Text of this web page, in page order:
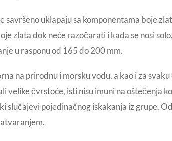
uklapaju sa komponentama boje
zlata dok neće razočarati i kada se nosi
u rasponu od 165 do 200 mm.
na prirodnu i morsku vodu, a kao i za
čvrstoće, isti nisu imuni na oštečenja
pojedinačnog iskakanja iz grupe.